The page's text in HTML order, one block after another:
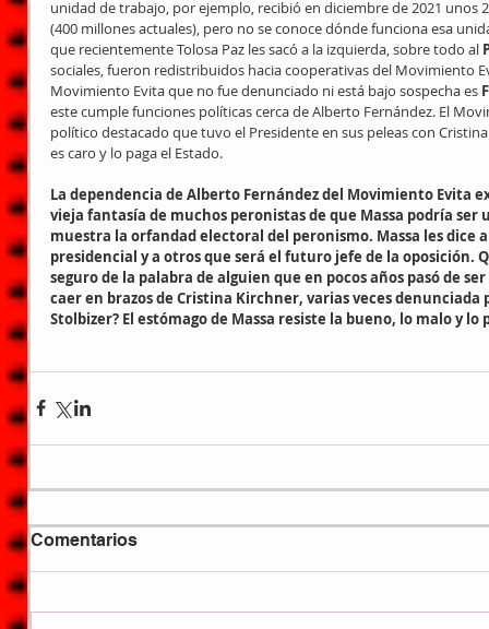
unidad de trabajo, por ejemplo, recibió en diciembre de 2021 unos
(400 millones actuales), pero no se conoce dónde funciona esa
que recientemente Tolosa Paz les sacó a la izquierda, sobre todo al
sociales, fueron redistribuidos hacia cooperativas del Movimiento
Movimiento Evita que no fue denunciado ni está bajo sospecha es
este cumple funciones políticas cerca de Alberto Fernández. El
político destacado que tuvo el Presidente en sus peleas con
es caro y lo paga el Estado.
La dependencia de Alberto Fernández del Movimiento Evita
vieja fantasía de muchos peronistas de que Massa podría
muestra la orfandad electoral del peronismo. Massa les dice
presidencial y a otros que será el futuro jefe de la oposición.
seguro de la palabra de alguien que en pocos años pasó de
caer en brazos de Cristina Kirchner, varias veces
Stolbizer? El estómago de Massa resiste la bueno, lo malo y lo
Comentarios